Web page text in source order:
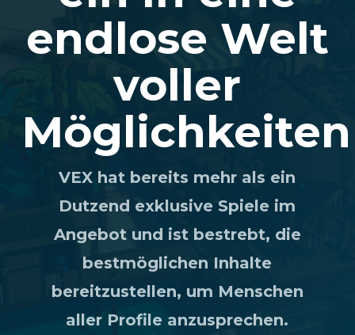
endlose Welt
voller
Möglichkeiten
VEX hat bereits mehr als ein
Dutzend exklusive Spiele im
Angebot und ist bestrebt, die
bestmöglichen Inhalte
bereitzustellen, um Menschen
aller Profile anzusprechen.